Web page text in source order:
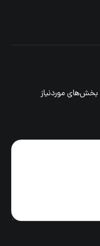
بخش‌های موردنیاز